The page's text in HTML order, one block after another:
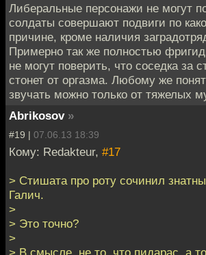
Либеральные персонажи не могут
солдаты совершают подвиги по
причине, кроме наличия
Примерно так же полностью
не могут поверить, что соседка за
стонет от оргазма. Любому же
звучать можно только от тяжелых
Abrikosov »
#19 | 07.06.13 18:39
Кому: Redakteur, #17
> Стишата про роту сочинил
Галич.
>
> Это точно?
>
> В смысле, не то, что пидарас, а